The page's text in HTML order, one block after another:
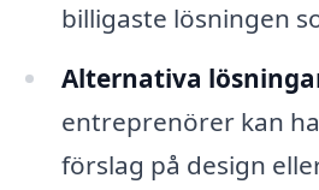
billigaste lösningen
Alternativa
entreprenörer kan
förslag på design